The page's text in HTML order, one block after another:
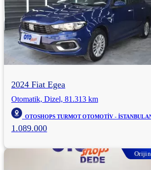
2024 Fiat Egea
Otomatik, Dizel, 81.313 km
OTOSHOPS TURMOT OTOMOTİV - İSTANBUL
1.089.000